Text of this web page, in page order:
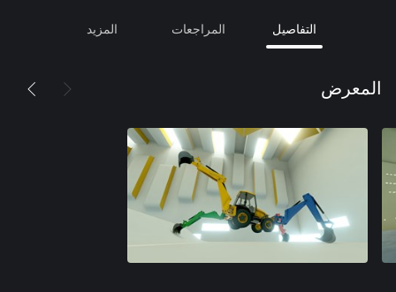
التفاصيل المراجعات المزيد
المعرض